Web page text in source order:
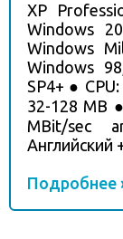
XP
Windows
Windows
Windows
SP4+ ●
32-128 MB
MBit/sec
Английский
Подробнее